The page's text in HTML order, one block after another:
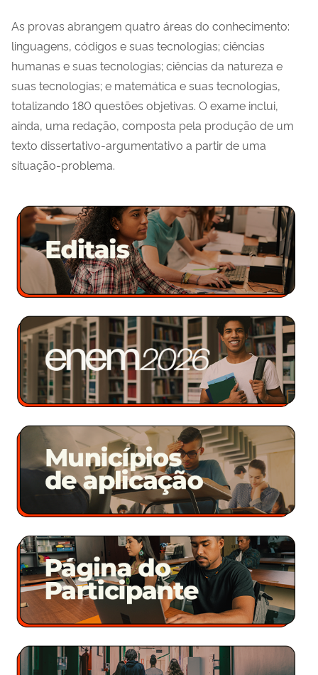
As provas abrangem quatro áreas do conhecimento:
linguagens, códigos e suas tecnologias; ciências
humanas e suas tecnologias; ciências da natureza e
suas tecnologias; e matemática e suas tecnologias,
totalizando 180 questões objetivas. O exame inclui,
ainda, uma redação, composta pela produção de um
texto dissertativo-argumentativo a partir de uma
situação-problema.